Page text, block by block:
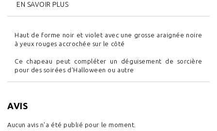
EN SAVOIR PLUS
Haut de forme noir et violet avec une grosse araignée noire
à yeux rouges accrochée sur le côté
Ce chapeau peut compléter un déguisement de sorcière
pour des soirées d'Halloween ou autre
AVIS
Aucun avis n'a été publié pour le moment.